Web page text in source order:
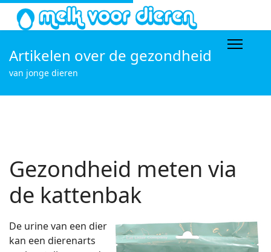
Artikelen over de gezondheid
van jonge dieren
Gezondheid meten via
de kattenbak
De urine van een dier
kan een dierenarts